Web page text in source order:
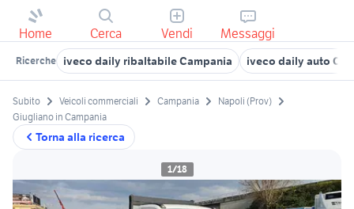
Home Cerca Vendi Messaggi
Ricerche iveco daily ribaltabile Campania iveco daily auto
Torna alla ricerca
Subito Veicoli commerciali Campania
Napoli (Prov)
Giugliano in Campania
1/18